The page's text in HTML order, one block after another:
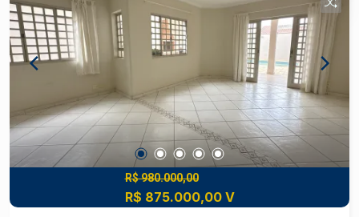
R$ 980.000,00
R$ 875.000,00 V